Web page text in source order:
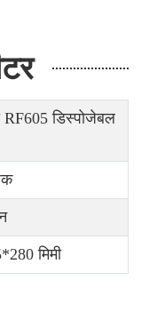
RF605 डिस्पोजेबल
मिमी